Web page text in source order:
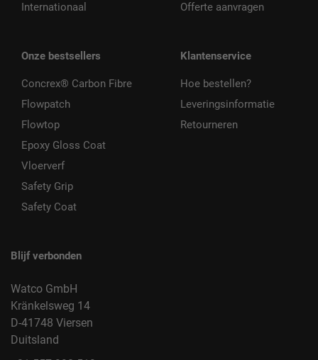
Internationaal
Onze bestsellers
Concrex® Carbon Fibre
Flowpatch
Flowtop
Epoxy Gloss Coat
Vloerverf
Safety Grip
Safety Coat
Offerte aanvragen
Klantenservice
Hoe bestellen?
Leveringsinformatie
Retourneren
Blijf verbonden
Watco GmbH
Kränkelsweg 14
D-41748 Viersen
Duitsland